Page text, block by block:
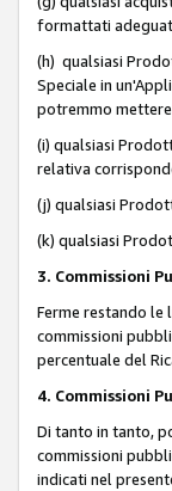
formattati
(h) qualsiasi
Speciale in
potremmo
(i) qualsiasi
relativa
(j) qualsiasi
(k) qualsiasi
3. Commissioni
Ferme restando
commissioni
percentuale del
4. Commissioni
Di tanto in tanto,
commissioni
indicati nel